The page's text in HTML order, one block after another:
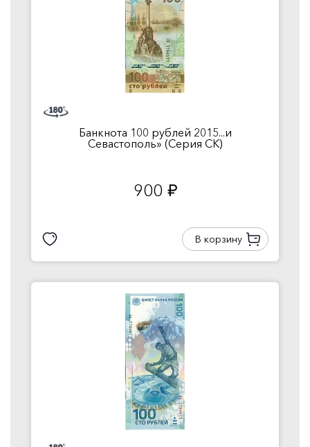
Банкнота 100 рублей 2015...и
Севастополь» (Серия СК)
900 руб.
В корзину